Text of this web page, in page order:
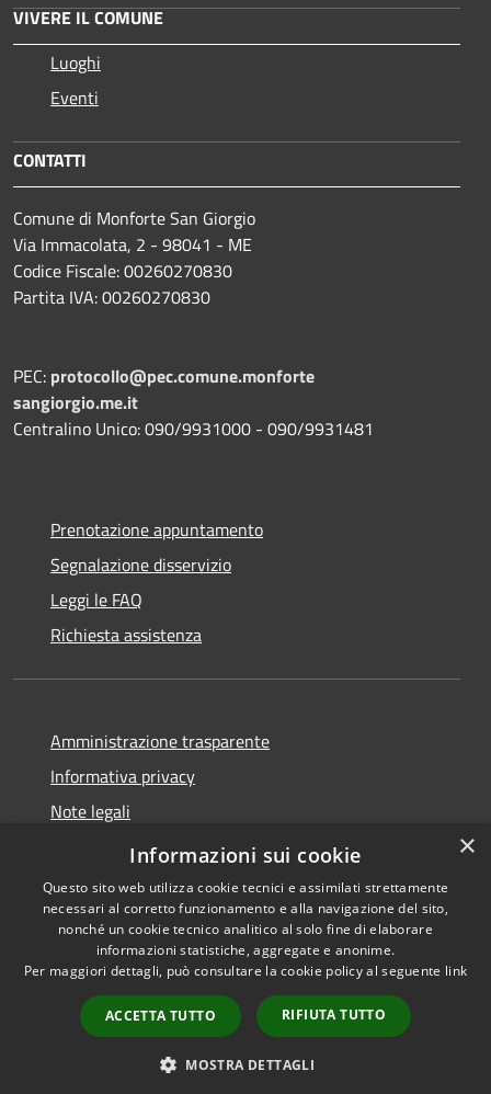
VIVERE IL COMUNE
Luoghi
Eventi
CONTATTI
Comune di Monforte San Giorgio
Via Immacolata, 2 - 98041 - ME
Codice Fiscale: 00260270830
Partita IVA: 00260270830
PEC: protocollo@pec.comune.monforte
sangiorgio.me.it
Centralino Unico: 090/9931000 - 090/9931481
Prenotazione appuntamento
Segnalazione disservizio
Leggi le FAQ
Richiesta assistenza
Amministrazione trasparente
Informativa privacy
Note legali
Dichiarazione di accessibilità
Accessibilità
Copyright © 2026 • Comune di
Monforte San Giorgio •
Powered byMunicipium
Accesso redazione
×
Informazioni sui cookie
Questo sito web utilizza cookie tecnici e assimilati strettamente
necessari al corretto funzionamento e alla navigazione del sito,
nonché un cookie tecnico analitico al solo fine di elaborare
informazioni statistiche, aggregate e anonime.
Per maggiori dettagli, può consultare la cookie policy al seguente link
ACCETTA TUTTO RIFIUTA TUTTO
MOSTRA DETTAGLI